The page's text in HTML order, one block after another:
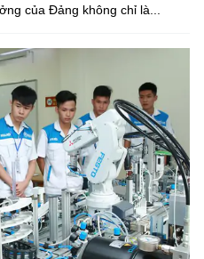
của Đảng không chỉ là...